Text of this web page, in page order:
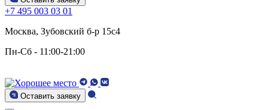
+7 495 003 03 01
Москва, Зубовский б-р 15c4
Пн-Сб - 11:00-21:00
Оставить заявку